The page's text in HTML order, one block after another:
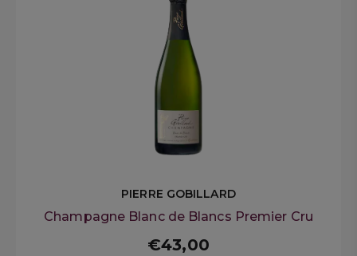
PIERRE GOBILLARD
Champagne Blanc de Blancs Premier Cru
€43,00